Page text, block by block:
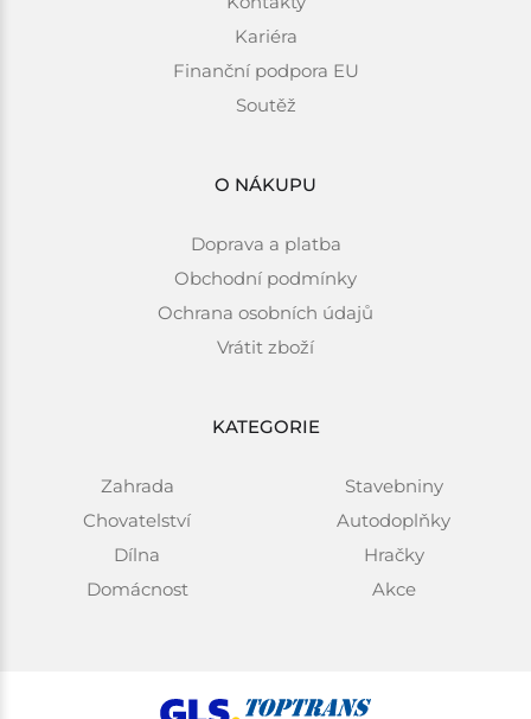
Kariéra
Finanční podpora EU
Soutěž
O NÁKUPU
Doprava a platba
Obchodní podmínky
Ochrana osobních údajů
Vrátit zboží
KATEGORIE
Zahrada
Chovatelství
Dílna
Domácnost
Stavebniny
Autodoplňky
Hračky
Akce